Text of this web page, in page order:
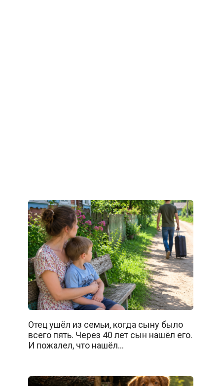
Отец ушёл из семьи, когда сыну было
всего пять. Через 40 лет сын нашёл его.
И пожалел, что нашёл…